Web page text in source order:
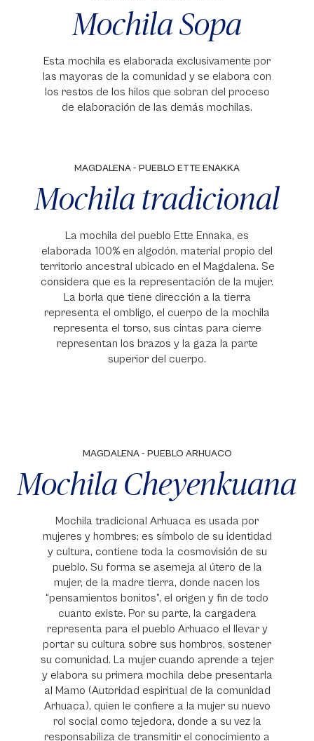
Mochila Sopa
Esta mochila es elaborada exclusivamente por
las mayoras de la comunidad y se elabora con
los restos de los hilos que sobran del proceso
de elaboración de las demás mochilas.
MAGDALENA - PUEBLO ETTE ENAKKA
Mochila tradicional
La mochila del pueblo Ette Ennaka, es
elaborada 100% en algodón, material propio del
territorio ancestral ubicado en el Magdalena. Se
considera que es la representación de la mujer.
La borla que tiene dirección a la tierra
representa el ombligo, el cuerpo de la mochila
representa el torso, sus cintas para cierre
representan los brazos y la gaza la parte
superior del cuerpo.
MAGDALENA - PUEBLO ARHUACO
Mochila Cheyenkuana
Mochila tradicional Arhuaca es usada por
mujeres y hombres; es símbolo de su identidad
y cultura, contiene toda la cosmovisión de su
pueblo. Su forma se asemeja al útero de la
mujer, de la madre tierra, donde nacen los
“pensamientos bonitos”, el origen y fin de todo
cuanto existe. Por su parte, la cargadera
representa para el pueblo Arhuaco el llevar y
portar su cultura sobre sus hombros, sostener
su comunidad. La mujer cuando aprende a tejer
y elabora su primera mochila debe presentarla
al Mamo (Autoridad espiritual de la comunidad
Arhuaca), quien le confiere a la mujer su nuevo
rol social como tejedora, donde a su vez la
responsabiliza de transmitir el conocimiento a